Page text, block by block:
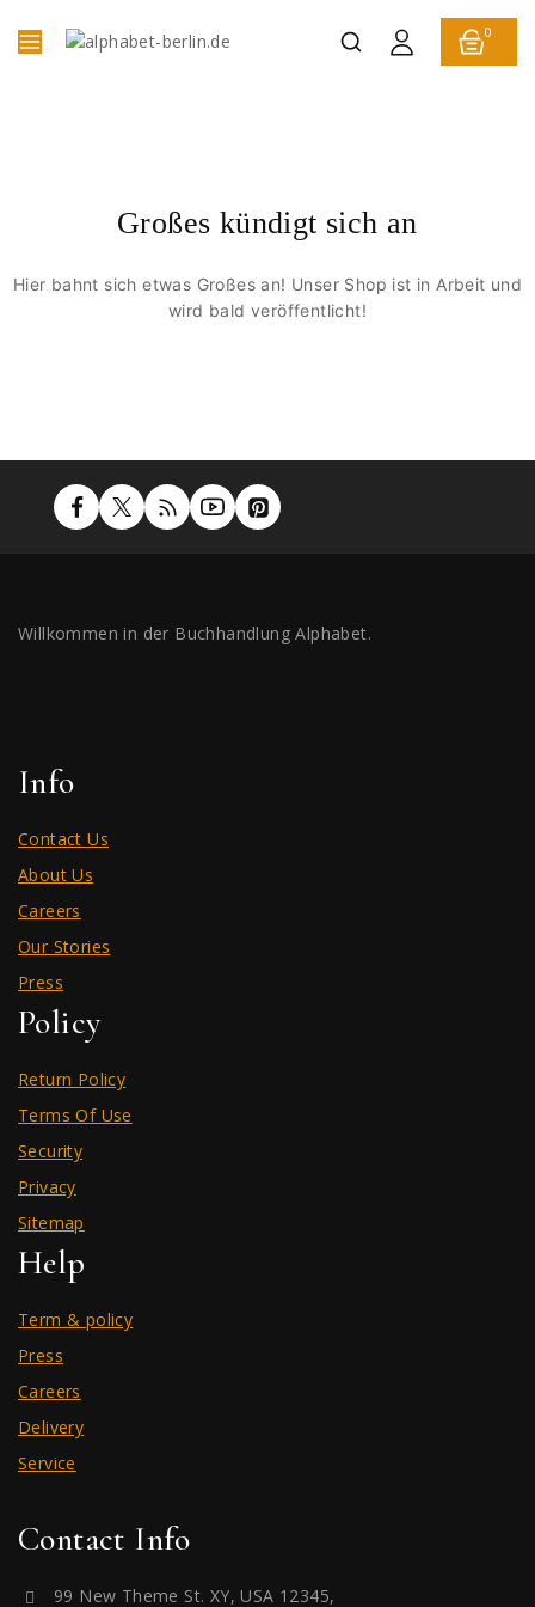
0
Großes kündigt sich an
Hier bahnt sich etwas Großes an! Unser Shop ist in Arbeit und
wird bald veröffentlicht!
Willkommen in der Buchhandlung Alphabet.
Info
Contact Us
About Us
Careers
Our Stories
Press
Policy
Return Policy
Terms Of Use
Security
Privacy
Sitemap
Help
Term & policy
Press
Careers
Delivery
Service
Contact Info
99 New Theme St. XY, USA 12345,